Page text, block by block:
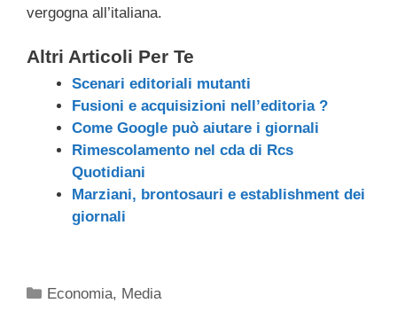
vergogna all’italiana.
Altri Articoli Per Te
Scenari editoriali mutanti
Fusioni e acquisizioni nell’editoria ?
Come Google può aiutare i giornali
Rimescolamento nel cda di Rcs
Quotidiani
Marziani, brontosauri e establishment dei
giornali
Categorie
Economia, Media